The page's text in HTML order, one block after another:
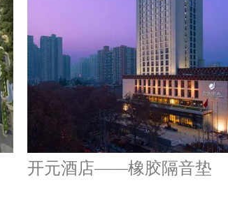
开元酒店——橡胶隔音垫